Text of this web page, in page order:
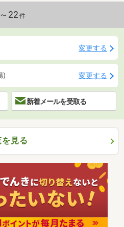
22 件
変更する
) 変更する
新着メールを受取る
見る